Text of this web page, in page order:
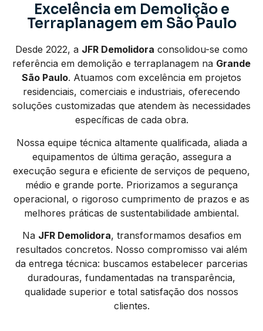
Excelência em Demolição e
Terraplanagem em São Paulo
Desde 2022, a JFR Demolidora consolidou-se como
referência em demolição e terraplanagem na Grande
São Paulo. Atuamos com excelência em projetos
residenciais, comerciais e industriais, oferecendo
soluções customizadas que atendem às necessidades
específicas de cada obra.
Nossa equipe técnica altamente qualificada, aliada a
equipamentos de última geração, assegura a
execução segura e eficiente de serviços de pequeno,
médio e grande porte. Priorizamos a segurança
operacional, o rigoroso cumprimento de prazos e as
melhores práticas de sustentabilidade ambiental.
Na JFR Demolidora, transformamos desafios em
resultados concretos. Nosso compromisso vai além
da entrega técnica: buscamos estabelecer parcerias
duradouras, fundamentadas na transparência,
qualidade superior e total satisfação dos nossos
clientes.